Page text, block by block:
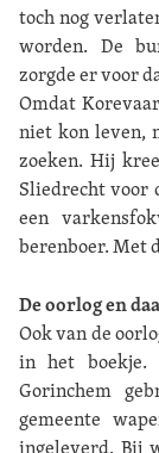
toch nog
worden. De
zorgde er voor
Omdat
niet kon leven,
zoeken. Hij
Sliedrecht voor
een
berenboer. Met
De oorlog en
Ook van de
in het
Gorinchem
gemeente